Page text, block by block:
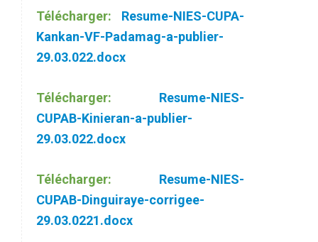
Télécharger:
Resume-NIES-CUPA-
Kankan-VF-Padamag-a-publier-
29.03.022.docx
Télécharger:
Resume-NIES-
CUPAB-Kinieran-a-publier-
29.03.022.docx
Télécharger:
Resume-NIES-
CUPAB-Dinguiraye-corrigee-
29.03.0221.docx